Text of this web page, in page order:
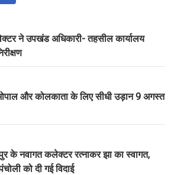
ने उपखंड अधिकारी- तहसील कार्यालय
और कोलकाता के लिए सीधी उड़ान 9 अगस्त
के नवागत कलेक्टर रत्नाकर झा का स्वागत,
को दी गई विदाई